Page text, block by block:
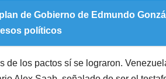
de Gobierno de Edmundo
políticos
de los pactos sí se lograron.